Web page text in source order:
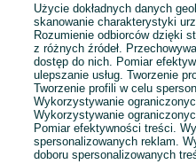
E-mail
Hasło
Użycie dokładnych danych
skanowanie charakterystyki
Rozumienie odbiorców dzięki
z różnych źródeł.
dostęp do nich. Pomiar
ulepszanie usług. Tworzenie
Tworzenie profili w celu
Wykorzystywanie
Wykorzystywanie
Pomiar efektywności treści.
spersonalizowanych reklam.
doboru spersonalizowanych